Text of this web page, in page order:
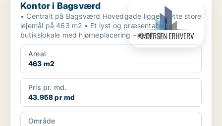
Kontor i Bagsværd
• Centralt på Bagsværd Hovedgade ligger dette store
lejemål på 463 m2 • Et lyst og præsentabelt
butikslokale med hjørneplacering –ideelt til
detailhandel ...
Areal
463 m2
Pris pr. md.
43.958 pr md
Område